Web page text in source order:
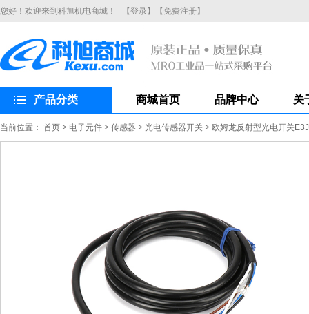
您好！欢迎来到科旭机电商城！ 【登录】 【免费注册】
产品分类 商城首页 品牌中心 关
当前位置： 首页 > 电子元件 > 传感器 > 光电传感器开关 > 欧姆龙反射型光电开关